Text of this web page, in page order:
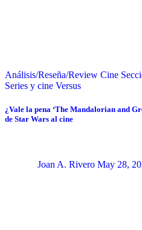
Análisis/Reseña/Review Cine
Series y cine Versus
¿Vale la pena ‘The Mandalorian and
de Star Wars al cine
Joan A. Rivero May 28,